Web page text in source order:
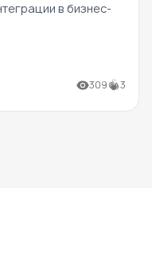
в бизнес-
309 3